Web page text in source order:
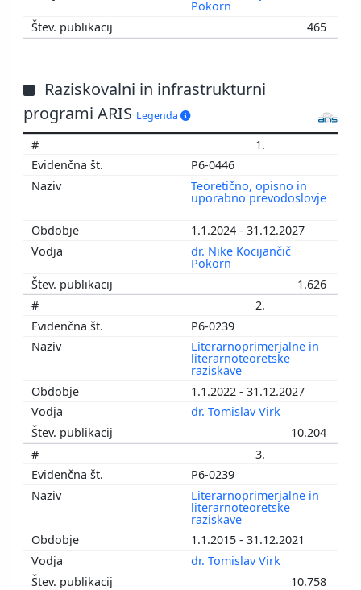
Pokorn
465
Raziskovalni in infrastrukturni
programi ARIS Legenda
1.
P6-0446
Teoretično, opisno in
uporabno prevodoslovje
1.1.2024 - 31.12.2027
dr. Nike Kocijančič
Pokorn
1.626
2.
P6-0239
Literarnoprimerjalne in
literarnoteoretske
raziskave
1.1.2022 - 31.12.2027
dr. Tomislav Virk
10.204
3.
P6-0239
Literarnoprimerjalne in
literarnoteoretske
raziskave
1.1.2015 - 31.12.2021
dr. Tomislav Virk
10.758